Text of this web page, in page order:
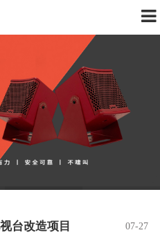
07-27
台改造项目